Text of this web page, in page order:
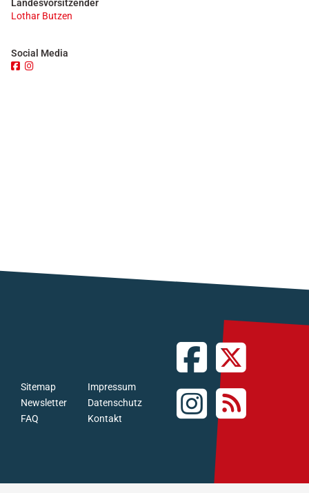
Landesvorsitzender
Lothar Butzen
Social Media
FAQ
Newsletter
Sitemap
Kontakt
Datenschutz
Impressum